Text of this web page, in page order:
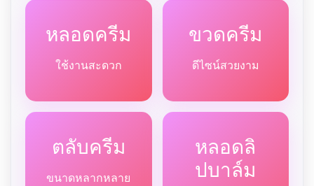
หลอดครีม
ใช้งานสะดวก
ขวดครีม
ดีไซน์สวยงาม
ตลับครีม
ขนาดหลากหลาย
หลอดลิ
ปบาล์ม